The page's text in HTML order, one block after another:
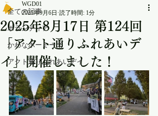
全ての記事
ボランティア
かわなホーミーズ
アクト通りふれあいデイ
2025年8月17日 第124回
「アクト通りふれあいデ
イ」開催しました！
WGD01
2025年9月6日 読了時間: 1分